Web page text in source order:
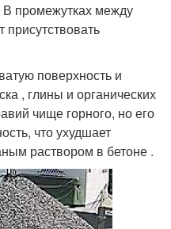
промежутках между
поверхность и
, глины и органических
чище горного, но его
что ухудшает
раствором в бетоне .